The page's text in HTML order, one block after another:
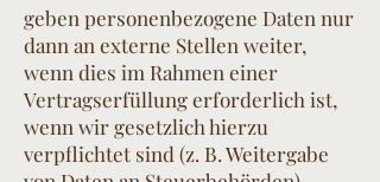
geben personenbezogene Daten nur
dann an externe Stellen weiter,
wenn dies im Rahmen einer
Vertragserfüllung erforderlich ist,
wenn wir gesetzlich hierzu
verpflichtet sind (z. B. Weitergabe